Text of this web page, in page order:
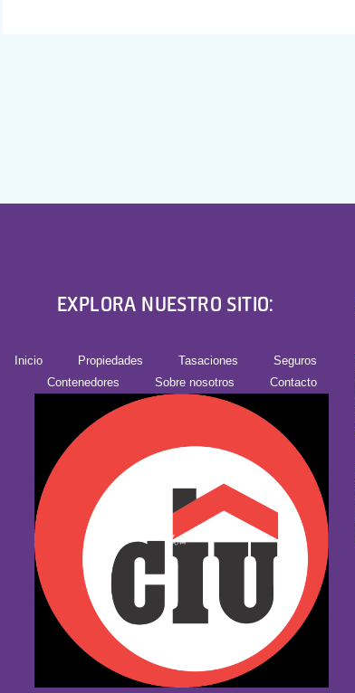
EXPLORA NUESTRO SITIO:
Inicio Propiedades Tasaciones
Seguros
Contenedores
Sobre nosotros Contacto